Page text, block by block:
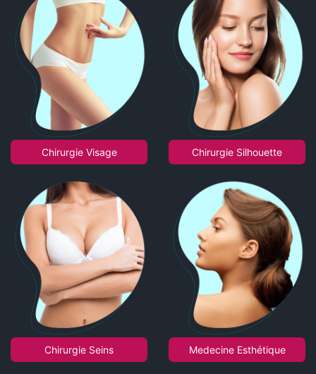
Chirurgie Visage Chirurgie Silhouette
Chirurgie Seins Medecine Esthétique